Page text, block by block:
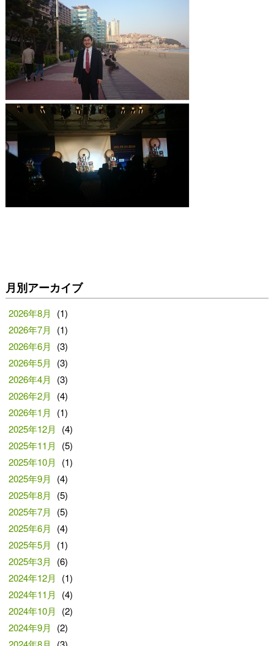
月別アーカイブ
2026年8月
(1)
2026年7月
(1)
2026年6月
(3)
2026年5月
(3)
2026年4月
(3)
2026年2月
(4)
2026年1月
(1)
2025年12月
(4)
2025年11月
(5)
2025年10月
(1)
2025年9月
(4)
2025年8月
(5)
2025年7月
(5)
2025年6月
(4)
2025年5月
(1)
2025年3月
(6)
2024年12月
(1)
2024年11月
(4)
2024年10月
(2)
2024年9月
(2)